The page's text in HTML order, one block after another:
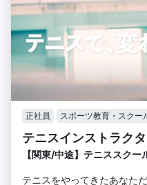
正社員 スポーツ教育・スクー
テニスインストラク
【関東/中途】テニススク
テニスをやってきたあなた